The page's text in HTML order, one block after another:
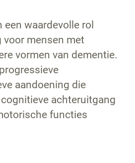
waardevolle rol
voor mensen met
vormen van dementie.
aandoening die
achteruitgang
functies